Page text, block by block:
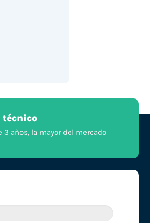
técnico
3 años, la mayor del mercado